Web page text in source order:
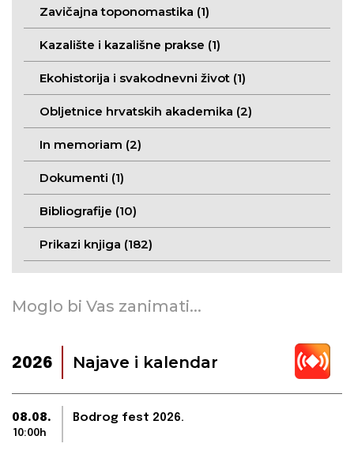
Zavičajna toponomastika (1)
Kazalište i kazališne prakse (1)
Ekohistorija i svakodnevni život (1)
Obljetnice hrvatskih akademika (2)
In memoriam (2)
Dokumenti (1)
Bibliografije (10)
Prikazi knjiga (182)
Moglo bi Vas zanimati...
2026 Najave i kalendar
08.08.
10:00h
Bodrog fest 2026.